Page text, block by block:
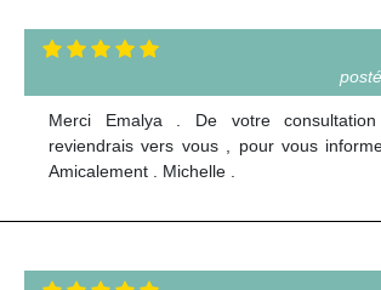
Merci Emalya . De votre
reviendrais vers vous , pour vous
Amicalement . Michelle .